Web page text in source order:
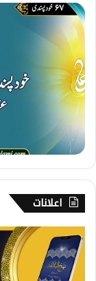
6
7
۔
خ
و
د
پ
س
ن
د
ی
اعلانات